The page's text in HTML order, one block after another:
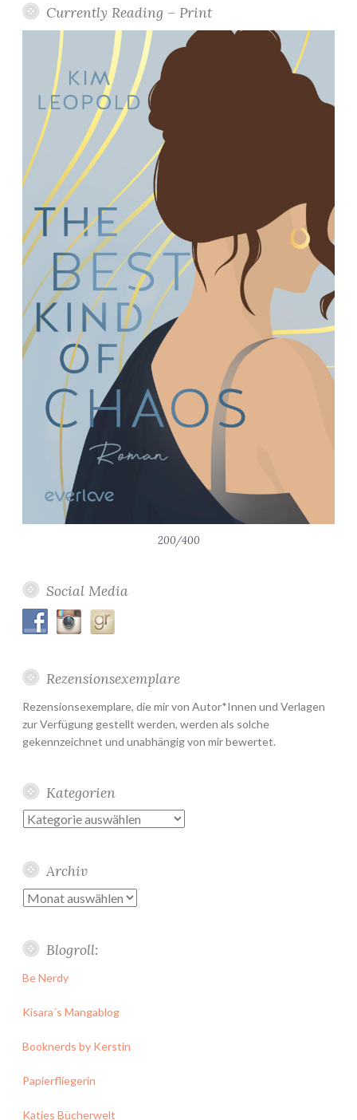
Currently Reading – Print
200/400
Social Media
Rezensionsexemplare
Rezensionsexemplare, die mir von Autor*Innen und Verlagen
zur Verfügung gestellt werden, werden als solche
gekennzeichnet und unabhängig von mir bewertet.
Kategorien
Kategorien
Archiv
Archiv
Blogroll:
Be Nerdy
Kisara´s Mangablog
Booknerds by Kerstin
Papierfliegerin
Katies Bücherwelt